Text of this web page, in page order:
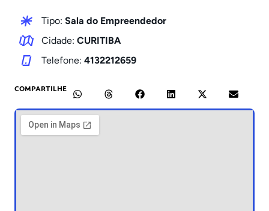
Tipo: Sala do Empreendedor
Cidade: CURITIBA
Telefone: 4132212659
COMPARTILHE